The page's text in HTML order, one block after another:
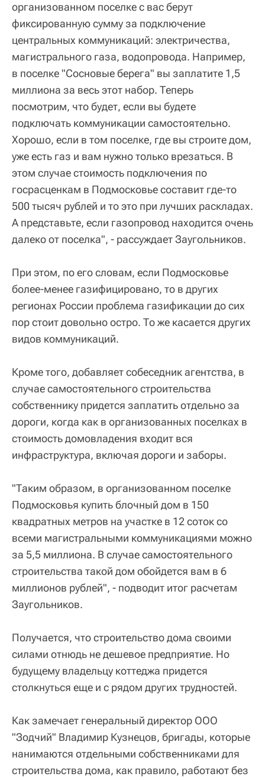
организованном поселке с вас берут
фиксированную сумму за подключение
центральных коммуникаций: электричества,
магистрального газа, водопровода. Например,
в поселке "Сосновые берега" вы заплатите 1,5
миллиона за весь этот набор. Теперь
посмотрим, что будет, если вы будете
подключать коммуникации самостоятельно.
Хорошо, если в том поселке, где вы строите дом,
уже есть газ и вам нужно только врезаться. В
этом случае стоимость подключения по
госрасценкам в Подмосковье составит где-то
500 тысяч рублей и то это при лучших раскладах.
А представьте, если газопровод находится очень
далеко от поселка", - рассуждает Заугольников.
При этом, по его словам, если Подмосковье
более-менее газифицировано, то в других
регионах России проблема газификации до сих
пор стоит довольно остро. То же касается других
видов коммуникаций.
Кроме того, добавляет собеседник агентства, в
случае самостоятельного строительства
собственнику придется заплатить отдельно за
дороги, когда как в организованных поселках в
стоимость домовладения входит вся
инфраструктура, включая дороги и заборы.
"Таким образом, в организованном поселке
Подмосковья купить блочный дом в 150
квадратных метров на участке в 12 соток со
всеми магистральными коммуникациями можно
за 5,5 миллиона. В случае самостоятельного
строительства такой дом обойдется вам в 6
миллионов рублей", - подводит итог расчетам
Заугольников.
Получается, что строительство дома своими
силами отнюдь не дешевое предприятие. Но
будущему владельцу коттеджа придется
столкнуться еще и с рядом других трудностей.
Как замечает генеральный директор ООО
"Зодчий" Владимир Кузнецов, бригады, которые
нанимаются отдельными собственниками для
строительства дома, как правило, работают без